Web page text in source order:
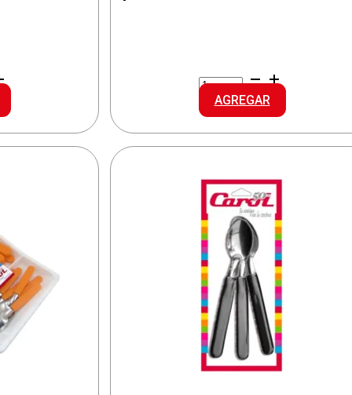
CAROL
PIZZERA
GRANITO
cantidad
AGREGAR